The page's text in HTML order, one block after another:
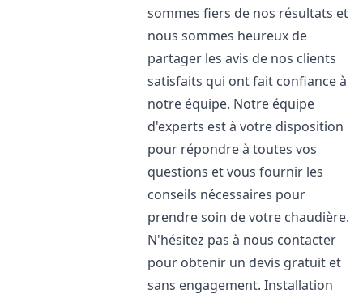
sommes fiers de nos résultats et
nous sommes heureux de
partager les avis de nos clients
satisfaits qui ont fait confiance à
notre équipe. Notre équipe
d'experts est à votre disposition
pour répondre à toutes vos
questions et vous fournir les
conseils nécessaires pour
prendre soin de votre chaudière.
N'hésitez pas à nous contacter
pour obtenir un devis gratuit et
sans engagement. Installation